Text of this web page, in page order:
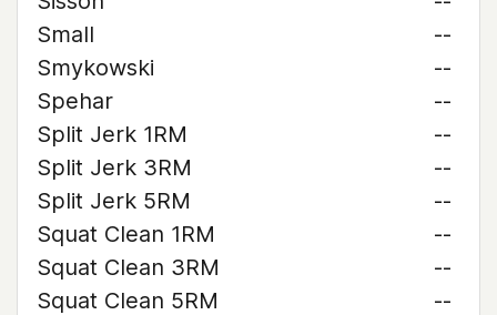
Small
--
Smykowski
--
Spehar
--
Split Jerk 1RM
--
Split Jerk 3RM
--
Split Jerk 5RM
--
Squat Clean 1RM
--
Squat Clean 3RM
--
Squat Clean 5RM
--